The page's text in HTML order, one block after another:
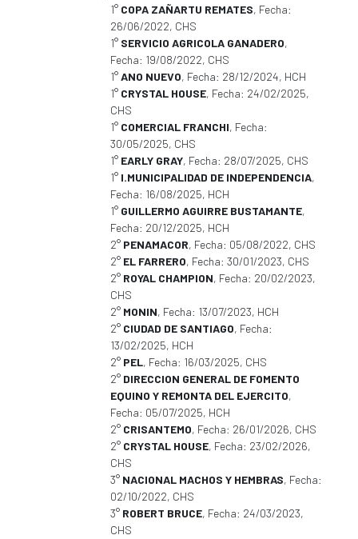
1° COPA ZAÑARTU REMATES, Fecha:
26/06/2022, CHS
1° SERVICIO AGRICOLA GANADERO,
Fecha: 19/08/2022, CHS
1°ANO NUEVO, Fecha: 28/12/2024, HCH
1° CRYSTAL HOUSE, Fecha: 24/02/2025,
CHS
1° COMERCIAL FRANCHI, Fecha:
30/05/2025, CHS
1° EARLY GRAY, Fecha: 28/07/2025, CHS
1° I.MUNICIPALIDAD DE INDEPENDENCIA,
Fecha: 16/08/2025, HCH
1° GUILLERMO AGUIRRE BUSTAMANTE,
Fecha: 20/12/2025, HCH
2° PENAMACOR, Fecha: 05/08/2022, CHS
2° EL FARRERO, Fecha: 30/01/2023, CHS
2° ROYAL CHAMPION, Fecha: 20/02/2023,
CHS
2° MONIN, Fecha: 13/07/2023, HCH
2° CIUDAD DE SANTIAGO, Fecha:
13/02/2025, HCH
2° PEL, Fecha: 16/03/2025, CHS
2° DIRECCION GENERAL DE FOMENTO
EQUINO Y REMONTA DEL EJERCITO,
Fecha: 05/07/2025, HCH
2° CRISANTEMO, Fecha: 26/01/2026, CHS
2° CRYSTAL HOUSE, Fecha: 23/02/2026,
CHS
3° NACIONAL MACHOS Y HEMBRAS, Fecha:
02/10/2022, CHS
3° ROBERT BRUCE, Fecha: 24/03/2023,
CHS